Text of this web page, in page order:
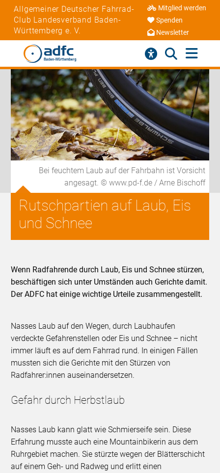
Allgemeiner Deutscher Fahrrad-
Club Landesverband Baden-
Württemberg e. V.
Mitglied werden
Spenden
Newsletter
Bei feuchtem Laub auf der Fahrbahn ist Vorsicht
angesagt. © www.pd-f.de / Arne Bischoff
Rutschpartien auf Laub, Eis
und Schnee
Wenn Radfahrende durch Laub, Eis und Schnee stürzen,
beschäftigen sich unter Umständen auch Gerichte damit.
Der ADFC hat einige wichtige Urteile zusammengestellt.
Nasses Laub auf den Wegen, durch Laubhaufen
verdeckte Gefahrenstellen oder Eis und Schnee – nicht
immer läuft es auf dem Fahrrad rund. In einigen Fällen
mussten sich die Gerichte mit den Stürzen von
Radfahrer:innen auseinandersetzen.
Gefahr durch Herbstlaub
Nasses Laub kann glatt wie Schmierseife sein. Diese
Erfahrung musste auch eine Mountainbikerin aus dem
Ruhrgebiet machen. Sie stürzte wegen der Blätterschicht
auf einem Geh- und Radweg und erlitt einen